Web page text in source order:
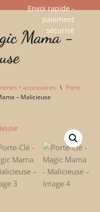
Envoi rapide -
paiement
sécurisé​
Mama -
• accessoires \ Porte
– Malicieuse